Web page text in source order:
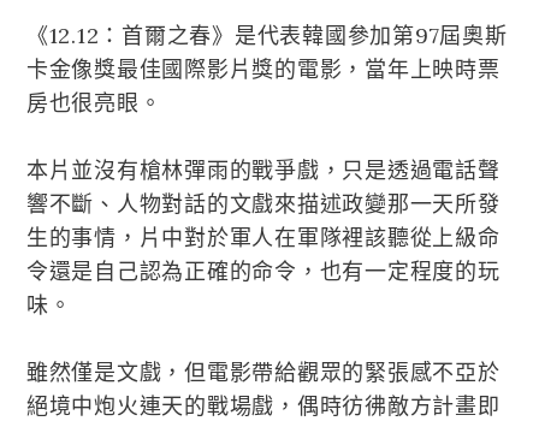
《12.12：首爾之春》是代表韓國參加第97屆奧斯
卡金像獎最佳國際影片獎的電影，當年上映時票
房也很亮眼。
本片並沒有槍林彈雨的戰爭戲，只是透過電話聲
響不斷、人物對話的文戲來描述政變那一天所發
生的事情，片中對於軍人在軍隊裡該聽從上級命
令還是自己認為正確的命令，也有一定程度的玩
味。
雖然僅是文戲，但電影帶給觀眾的緊張感不亞於
絕境中炮火連天的戰場戲，偶時彷彿敵方計畫即